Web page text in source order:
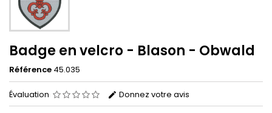
Badge en velcro - Blason - Obwald
Référence 45.035
Évaluation Donnez votre avis